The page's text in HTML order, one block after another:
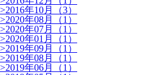
>2016年10月（3）
>2020年08月（1）
>2020年07月（1）
>2020年01月（1）
>2019年09月（1）
>2019年08月（1）
>2019年06月（1）